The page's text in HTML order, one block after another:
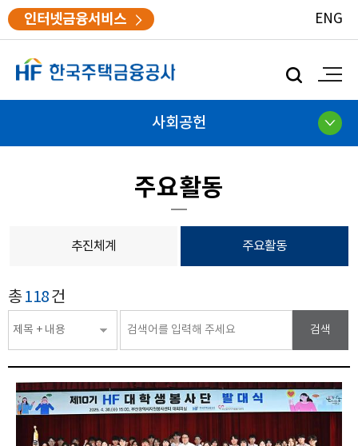
인터넷금융서비스 ENG
사회공헌
주요활동
추진체계 주요활동
게시글
검색
총118건
검색분류선택
검색